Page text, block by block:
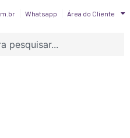
Whatsapp Área do Cliente